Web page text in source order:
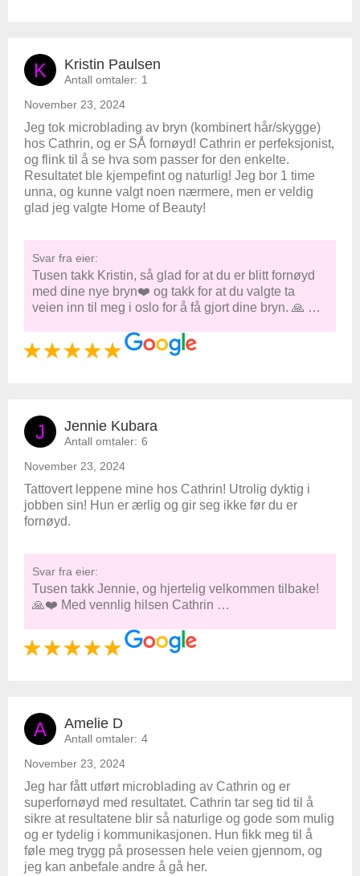
K Kristin Paulsen
Antall omtaler: 1
November 23, 2024
Jeg tok microblading av bryn (kombinert hår/skygge)
hos Cathrin, og er SÅ fornøyd! Cathrin er perfeksjonist,
og flink til å se hva som passer for den enkelte.
Resultatet ble kjempefint og naturlig! Jeg bor 1 time
unna, og kunne valgt noen nærmere, men er veldig
glad jeg valgte Home of Beauty!
Svar fra eier:
Tusen takk Kristin, så glad for at du er blitt fornøyd
med dine nye bryn❤️ og takk for at du valgte ta
veien inn til meg i oslo for å få gjort dine bryn. 🙏 …
J Jennie Kubara
Antall omtaler: 6
November 23, 2024
Tattovert leppene mine hos Cathrin! Utrolig dyktig i
jobben sin! Hun er ærlig og gir seg ikke før du er
fornøyd.
Svar fra eier:
Tusen takk Jennie, og hjertelig velkommen tilbake!
🙏❤️ Med vennlig hilsen Cathrin …
A Amelie D
Antall omtaler: 4
November 23, 2024
Jeg har fått utført microblading av Cathrin og er
superfornøyd med resultatet. Cathrin tar seg tid til å
sikre at resultatene blir så naturlige og gode som mulig
og er tydelig i kommunikasjonen. Hun fikk meg til å
føle meg trygg på prosessen hele veien gjennom, og
jeg kan anbefale andre å gå her.